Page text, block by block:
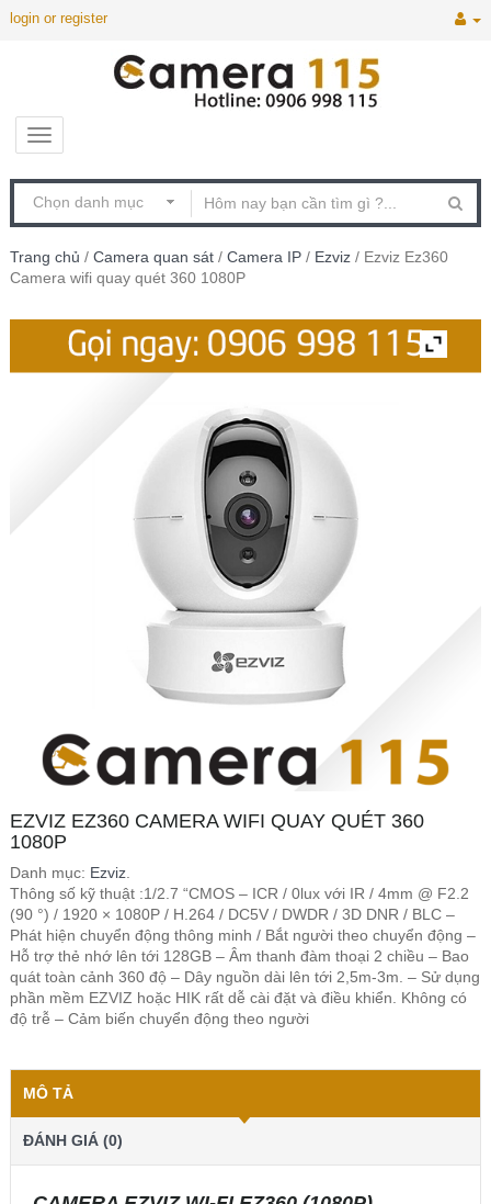
login or register
Trang chủ / Camera quan sát / Camera IP / Ezviz / Ezviz Ez360
Camera wifi quay quét 360 1080P
EZVIZ EZ360 CAMERA WIFI QUAY QUÉT 360
1080P
Danh mục: Ezviz
Thông số kỹ thuật :1/2.7 “CMOS – ICR / 0lux với IR / 4mm @ F2.2
(90 °) / 1920 × 1080P / H.264 / DC5V / DWDR / 3D DNR / BLC –
Phát hiện chuyển động thông minh / Bắt người theo chuyển động –
Hỗ trợ thẻ nhớ lên tới 128GB – Âm thanh đàm thoại 2 chiều – Bao
quát toàn cảnh 360 độ – Dây nguồn dài lên tới 2,5m-3m. – Sử dụng
phần mềm EZVIZ hoặc HIK rất dễ cài đặt và điều khiển. Không có
độ trễ – Cảm biến chuyển động theo người
MÔ TẢ
ĐÁNH GIÁ (0)